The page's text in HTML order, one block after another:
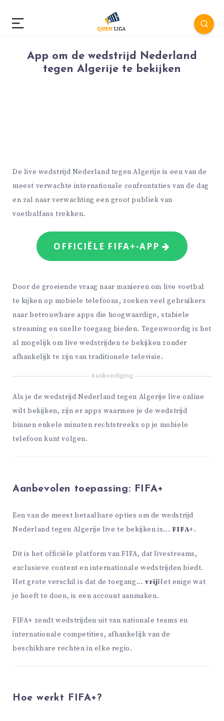
App om de wedstrijd Nederland
tegen Algerije te bekijken
De live wedstrijd Nederland tegen Algerije is een van de
meest verwachte internationale confrontaties van de dag
en zal naar verwachting een groot publiek van
voetbalfans trekken.
OFFICIËLE FIFA+-APP
Door de groeiende vraag naar manieren om live voetbal
te kijken op mobiele telefoons, zoeken veel gebruikers
naar betrouwbare apps die hoogwaardige, stabiele
streaming en snelle toegang bieden. Tegenwoordig is het
al mogelijk om live wedstrijden te bekijken zonder
afhankelijk te zijn van traditionele televisie.
Aankondiging
Als je de wedstrijd Nederland tegen Algerije live online
wilt bekijken, zijn er apps waarmee je de wedstrijd
binnen enkele minuten rechtstreeks op je mobiele
telefoon kunt volgen.
Aanbevolen toepassing: FIFA+
Een van de meest betaalbare opties om de wedstrijd
Nederland tegen Algerije live te bekijken is... FIFA+.
Dit is het officiële platform van FIFA, dat livestreams,
exclusieve content en internationale wedstrijden biedt.
Het grote verschil is dat de toegang...vrijHet enige wat
je hoeft te doen, is een account aanmaken.
FIFA+ zendt wedstrijden uit van nationale teams en
internationale competities, afhankelijk van de
beschikbare rechten in elke regio.
Hoe werkt FIFA+?